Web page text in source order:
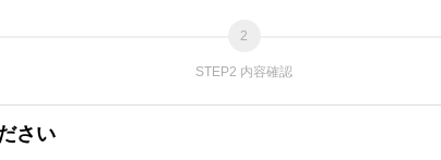
STEP2 内容確認
さい